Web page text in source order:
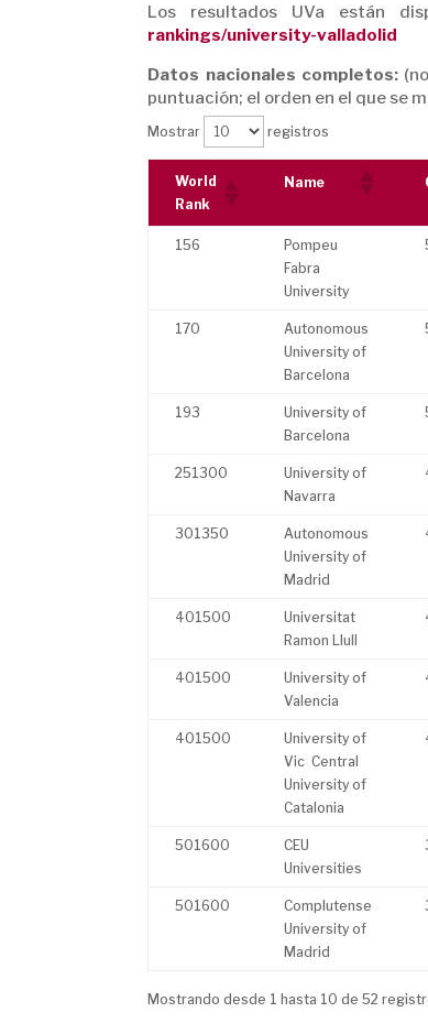
Los resultados UVa están
rankings/university-valladolid
Datos nacionales completos:
puntuación; el orden en el que se
Mostrar registros
World
Rank
Name
156
Pompeu
Fabra
University
170
Autonomous
University of
Barcelona
193
University of
Barcelona
251300
University of
Navarra
301350
Autonomous
University of
Madrid
401500
Universitat
Ramon Llull
401500
University of
Valencia
401500
University of
Vic  Central
University of
Catalonia
501600
CEU
Universities
501600
Complutense
University of
Madrid
Mostrando desde 1 hasta 10 de 52